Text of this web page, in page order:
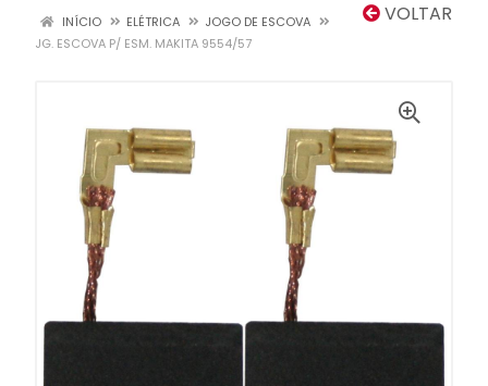
VOLTAR
INÍCIO ELÉTRICA
JOGO DE ESCOVA
JG. ESCOVA P/ ESM. MAKITA 9554/57